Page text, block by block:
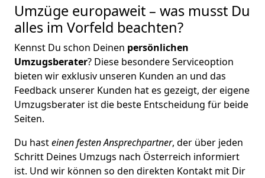
Umzüge europaweit – was musst Du
alles im Vorfeld beachten?
Kennst Du schon Deinen persönlichen
Umzugsberater? Diese besondere Serviceoption
bieten wir exklusiv unseren Kunden an und das
Feedback unserer Kunden hat es gezeigt, der eigene
Umzugsberater ist die beste Entscheidung für beide
Seiten.
Du hasteinen festen Ansprechpartner, der über jeden
Schritt Deines Umzugs nach Österreich informiert
ist. Und wir können so den direkten Kontakt mit Dir